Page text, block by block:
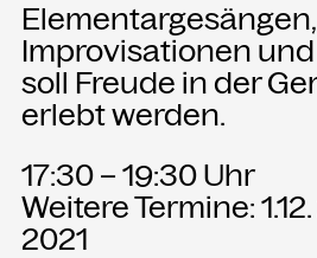
NEWSLETTER
Einmal wöchentlich
über aktuelle Events in der
Kammgarn. Jetzt
nichts mehr verpassen.
ANMELDEN
Improvisationen
soll Freude in der
erlebt werden.
17:30 – 19:30 Uhr
Weitere Termine:
2021